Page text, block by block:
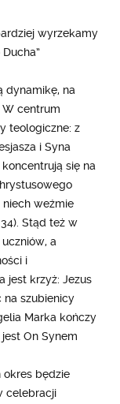
wyrzekamy
dynamikę, na
centrum
teologiczne: z
i Syna
się na
niech weźmie
Stąd też w
a
i
jest krzyż: Jezus
na szubienicy
Marka kończy
On Synem
okres będzie
celebracji